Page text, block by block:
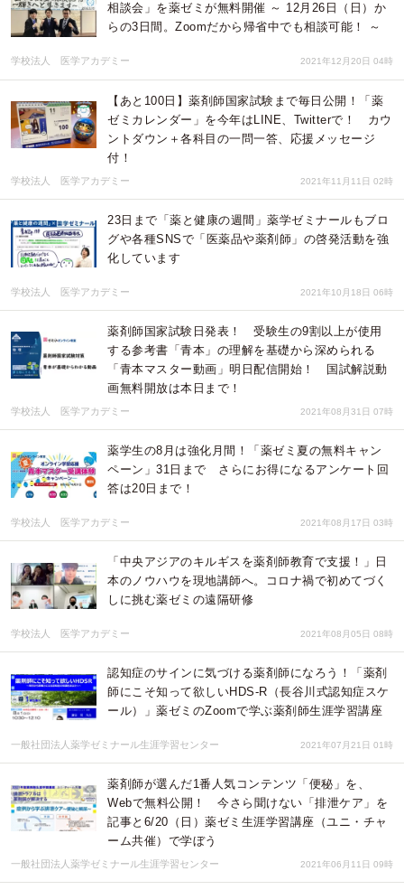
相談会」を薬ゼミが無料開催 ～ 12月26日（日）か
らの3日間。Zoomだから帰省中でも相談可能！ ～
学校法人 医学アカデミー 2021年12月20日 04時
【あと100日】薬剤師国家試験まで毎日公開！「薬
ゼミカレンダー」を今年はLINE、Twitterで！ カウ
ントダウン＋各科目の一問一答、応援メッセージ
付！
学校法人 医学アカデミー 2021年11月11日 02時
23日まで「薬と健康の週間」薬学ゼミナールもブロ
グや各種SNSで「医薬品や薬剤師」の啓発活動を強
化しています
学校法人 医学アカデミー 2021年10月18日 06時
薬剤師国家試験日発表！ 受験生の9割以上が使用
する参考書「青本」の理解を基礎から深められる
「青本マスター動画」明日配信開始！ 国試解説動
画無料開放は本日まで！
学校法人 医学アカデミー 2021年08月31日 07時
薬学生の8月は強化月間！「薬ゼミ夏の無料キャン
ペーン」31日まで さらにお得になるアンケート回
答は20日まで！
学校法人 医学アカデミー 2021年08月17日 03時
「中央アジアのキルギスを薬剤師教育で支援！」日
本のノウハウを現地講師へ。コロナ禍で初めてづく
しに挑む薬ゼミの遠隔研修
学校法人 医学アカデミー 2021年08月05日 08時
認知症のサインに気づける薬剤師になろう！「薬剤
師にこそ知って欲しいHDS-R（長谷川式認知症スケ
ール）」薬ゼミのZoomで学ぶ薬剤師生涯学習講座
一般社団法人薬学ゼミナール生涯学習センター 2021年07月21日 01時
薬剤師が選んだ1番人気コンテンツ「便秘」を、
Webで無料公開！ 今さら聞けない「排泄ケア」を
記事と6/20（日）薬ゼミ生涯学習講座（ユニ・チャ
ーム共催）で学ぼう
一般社団法人薬学ゼミナール生涯学習センター 2021年06月11日 09時